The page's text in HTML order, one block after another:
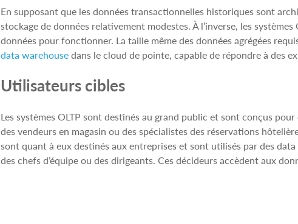
En supposant que les données transactionnelles historiques sont
stockage de données relativement modestes. À l’inverse, les
données pour fonctionner. La taille même des données agrégées
data warehouse dans le cloud de pointe, capable de répondre à des
Utilisateurs cibles
Les systèmes OLTP sont destinés au grand public et sont conçus
des vendeurs en magasin ou des spécialistes des réservations
sont quant à eux destinés aux entreprises et sont utilisés par des
des chefs d’équipe ou des dirigeants. Ces décideurs accèdent aux